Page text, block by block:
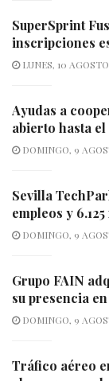
SuperSprint
inscripciones
LUNES, 10
Ayudas a
abierto hasta el
DOMINGO, 9
Sevilla
empleos y
DOMINGO, 9
Grupo FAIN
su presencia
DOMINGO, 9
Tráfico aéreo